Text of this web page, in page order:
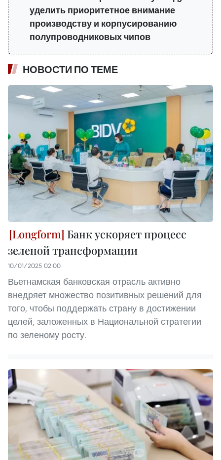
уделить приоритетное внимание
производству и корпусированию
полупроводниковых чипов
НОВОСТИ ПО ТЕМЕ
Банк ускоряет процесс
зеленой трансформации
10/01/2025 02:00
Вьетнамская банковская отрасль активно
внедряет множество позитивных решений для
того, чтобы поддержать страну в достижении
целей, заложенных в Национальной стратегии
по зеленому росту.